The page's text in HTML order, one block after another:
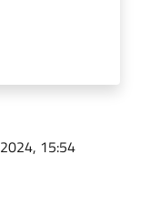
15:54